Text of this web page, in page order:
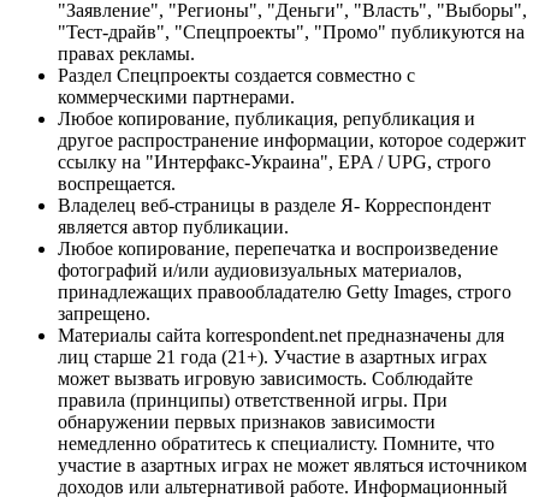
"Заявление", "Регионы", "Деньги", "Власть", "Выборы",
"Тест-драйв", "Спецпроекты", "Промо" публикуются на
правах рекламы.
Раздел Спецпроекты создается совместно с
коммерческими партнерами.
Любое копирование, публикация, републикация и
другое распространение информации, которое содержит
ссылку на "Интерфакс-Украина", EPA / UPG, строго
воспрещается.
Владелец веб-страницы в разделе Я- Корреспондент
является автор публикации.
Любое копирование, перепечатка и воспроизведение
фотографий и/или аудиовизуальных материалов,
принадлежащих правообладателю Getty Images, строго
запрещено.
Материалы сайта korrespondent.net предназначены для
лиц старше 21 года (21+). Участие в азартных играх
может вызвать игровую зависимость. Соблюдайте
правила (принципы) ответственной игры. При
обнаружении первых признаков зависимости
немедленно обратитесь к специалисту. Помните, что
участие в азартных играх не может являться источником
доходов или альтернативой работе. Информационный